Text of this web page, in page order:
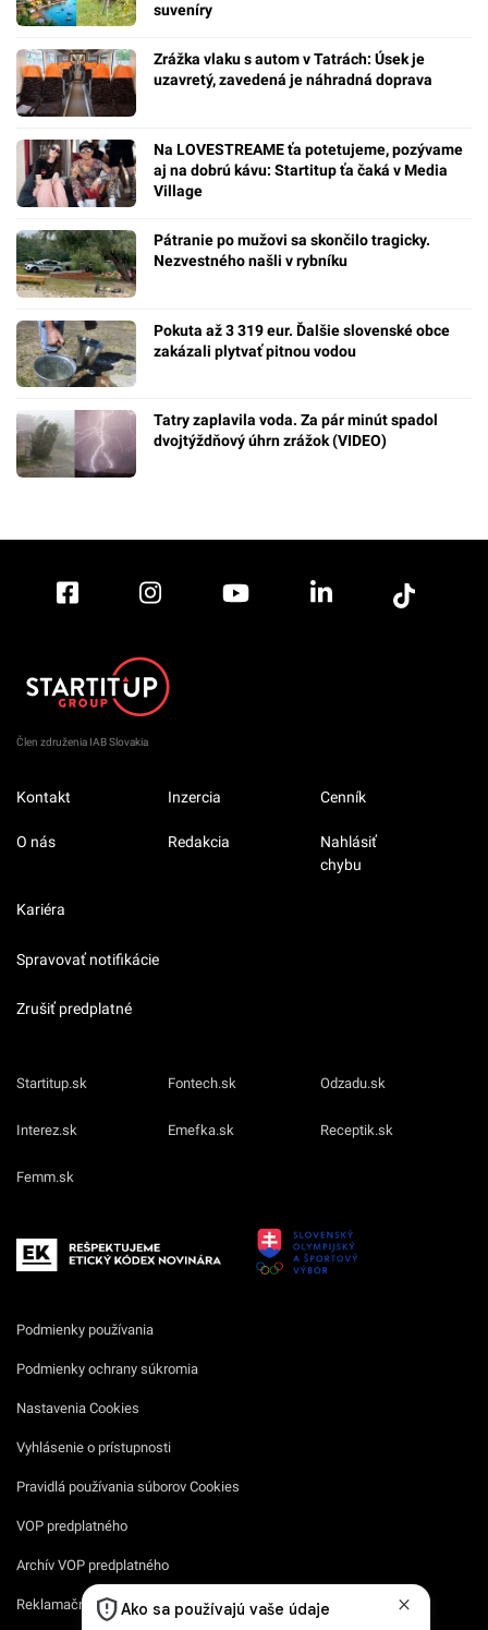
suveníry
Zrážka vlaku s autom v Tatrách: Úsek je
uzavretý, zavedená je náhradná doprava
Na LOVESTREAME ťa potetujeme, pozývame
aj na dobrú kávu: Startitup ťa čaká v Media
Village
Pátranie po mužovi sa skončilo tragicky.
Nezvestného našli v rybníku
Pokuta až 3 319 eur. Ďalšie slovenské obce
zakázali plytvať pitnou vodou
Tatry zaplavila voda. Za pár minút spadol
dvojtýždňový úhrn zrážok (VIDEO)
Člen združenia IAB Slovakia
Kontakt Inzercia Cenník
O nás Redakcia
Nahlásiť
chybu
Kariéra
Spravovať notifikácie
Zrušiť predplatné
Startitup.sk Fontech.sk Odzadu.sk
Interez.sk Emefka.sk Receptik.sk
Femm.sk
Podmienky používania
Podmienky ochrany súkromia
Nastavenia Cookies
Vyhlásenie o prístupnosti
Pravidlá používania súborov Cookies
VOP predplatného
Archív VOP predplatného
Reklamačný formulár